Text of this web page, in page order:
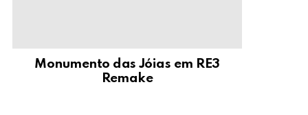
Monumento das Jóias em RE3
Remake